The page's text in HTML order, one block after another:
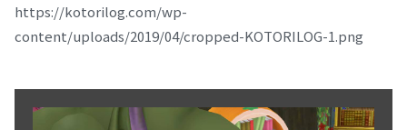
https://kotorilog.com/wp-
content/uploads/2019/04/cropped-KOTORILOG-1.png